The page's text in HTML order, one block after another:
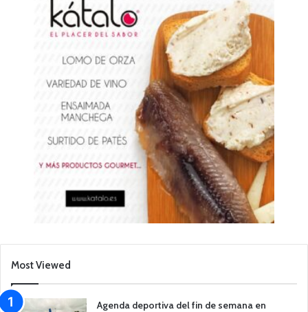
Most Viewed
Agenda deportiva del fin de semana en